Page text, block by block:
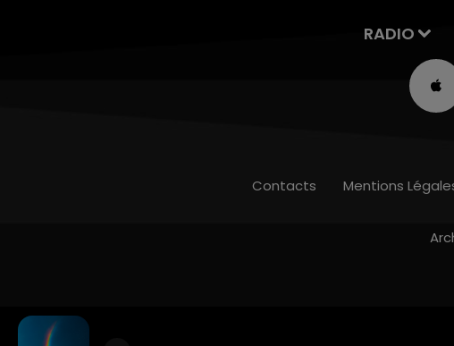
RADIO
Contacts Mentions